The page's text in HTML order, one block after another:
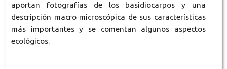
aportan fotografías de los basidiocarpos y una
descripción macro microscópica de sus características
más importantes y se comentan algunos aspectos
ecológicos.